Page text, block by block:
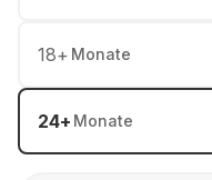
18+ Monate
24+ Monate